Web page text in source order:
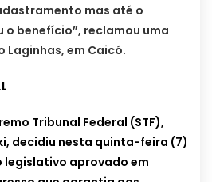
mas até o
benefício”, reclamou uma
em Caicó.
Tribunal Federal (STF),
decidiu nesta quinta-feira (7)
legislativo aprovado em